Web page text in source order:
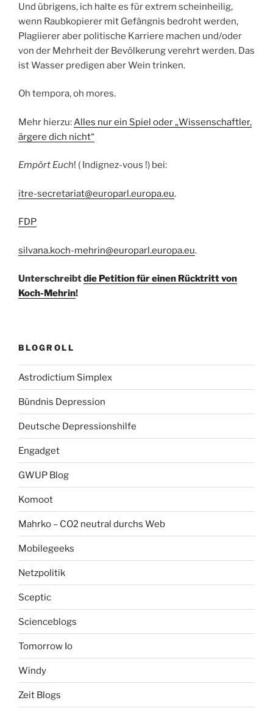
Und übrigens, ich halte es für extrem scheinheilig,
wenn Raubkopierer mit Gefängnis bedroht werden,
Plagiierer aber politische Karriere machen und/oder
von der Mehrheit der Bevölkerung verehrt werden. Das
ist Wasser predigen aber Wein trinken.
Oh tempora, oh mores.
Mehr hierzu:Alles nur ein Spiel oder „Wissenschaftler,
ärgere dich nicht“
Empört Euch! ( Indignez-vous !) bei:
itre-secretariat@europarl.europa.eu.
FDP
silvana.koch-mehrin@europarl.europa.eu.
Unterschreibtdie Petition für einen Rücktritt von
Koch-Mehrin!
BLOGROLL
Astrodictium Simplex
Bündnis Depression
Deutsche Depressionshilfe
Engadget
GWUP Blog
Komoot
Mahrko – CO2 neutral durchs Web
Mobilegeeks
Netzpolitik
Sceptic
Scienceblogs
Tomorrow Io
Windy
Zeit Blogs